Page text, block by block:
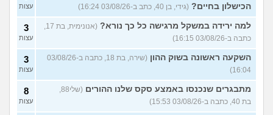
הכישלון בחיים? (גידי, בן 40, כתב ב-03/08/26 16:24) עצות
למה ירידה במשקל מרגישה כל כך נורא?
כתבה ב-03/08/26 16:15)
3
עצות
השקעה ראשונה בשוק ההון
(שירה, בת 18, כתבה ב-03/08/26
16:04)
3
עצות
מתבגרים שנכנסו באמצע סקס שלנו ההורים
בת 40, כתבה ב-03/08/26 15:53)
8
עצות